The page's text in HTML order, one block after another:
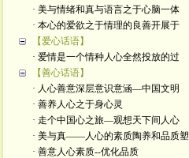
· 美与情绪和真与语言之于心脑一体
· 本心的爱欲之于情理的良善开展于
【爱心话语】
· 爱情是一个情种人心全然投放的过
【善心话语】
· 人心善意深层意识意涵—中国文明
· 善养人心之于身心灵
· 走个中国心之旅—观想天下间人心
· 美与真——人心的素质陶养和品质塑
· 善意人心素质--优化品质